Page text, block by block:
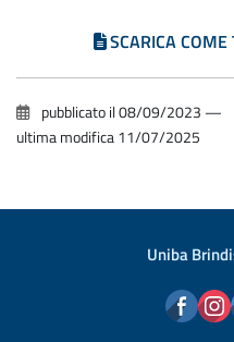
SCARICA COME
pubblicato il08/09/2023 —
ultima modifica11/07/2025
Uniba